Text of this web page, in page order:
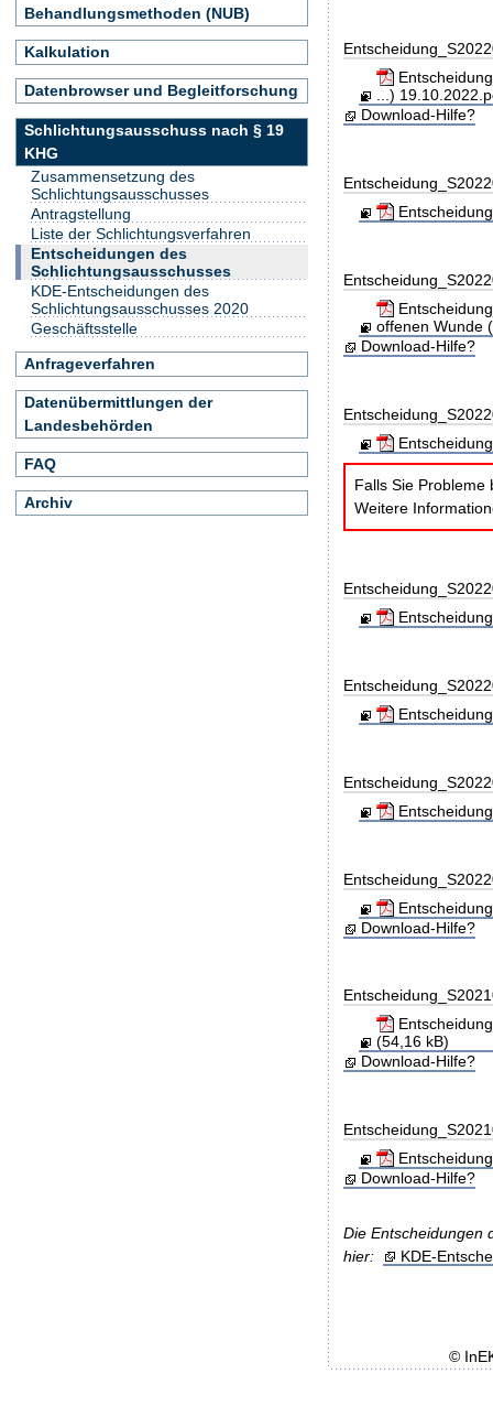
...)
Download-Hilfe?
offenen Wunde
Download-Hilfe?
Falls Sie Probleme
Weitere
Download-Hilfe?
(54,16 kB)
Download-Hilfe?
Download-Hilfe?
Die Entscheidungen
hier:
KDE-
Behandlungsmethoden (NUB)
Kalkulation
Datenbrowser und Begleitforschung
Schlichtungsausschuss nach § 19
KHG
Zusammensetzung des
Schlichtungsausschusses
Antragstellung
Liste der Schlichtungsverfahren
Entscheidungen des
Schlichtungsausschusses
KDE-Entscheidungen des
Schlichtungsausschusses 2020
Geschäftsstelle
Anfrageverfahren
Datenübermittlungen der
Landesbehörden
FAQ
Archiv
©